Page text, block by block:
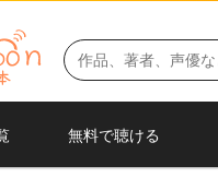
無料で聴ける